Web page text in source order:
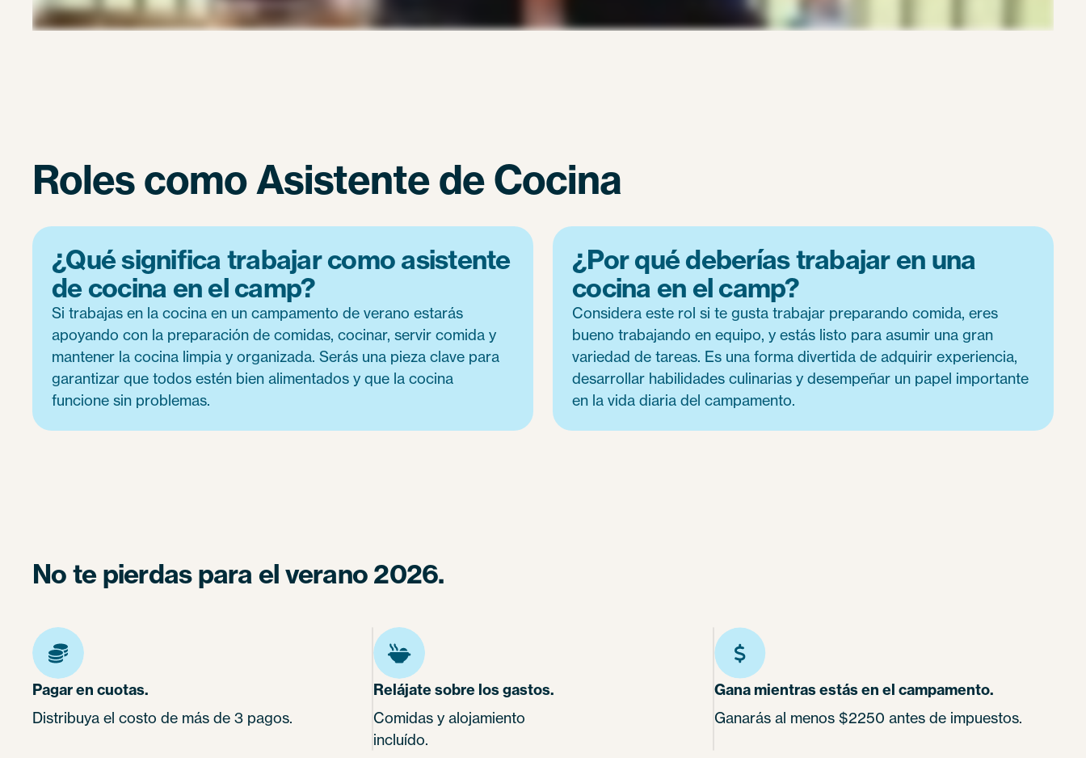
Roles como Asistente de Cocina
¿Qué significa trabajar como asistente
de cocina en el camp?
Si trabajas en la cocina en un campamento de verano estarás
apoyando con la preparación de comidas, cocinar, servir comida y
mantener la cocina limpia y organizada. Serás una pieza clave para
garantizar que todos estén bien alimentados y que la cocina
funcione sin problemas.
¿Por qué deberías trabajar en una
cocina en el camp?
Considera este rol si te gusta trabajar preparando comida, eres
bueno trabajando en equipo, y estás listo para asumir una gran
variedad de tareas. Es una forma divertida de adquirir experiencia,
desarrollar habilidades culinarias y desempeñar un papel importante
en la vida diaria del campamento.
No te pierdas para el verano 2026.
Pagar en cuotas.
Distribuya el costo de más de 3 pagos.
Relájate sobre los gastos.
Comidas y alojamiento
incluído.
Gana mientras estás en el campamento.
Ganarás al menos $2250 antes de impuestos.